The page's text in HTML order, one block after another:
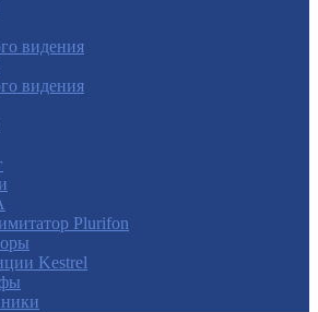
видения
видения
Plurifon
Kestrel